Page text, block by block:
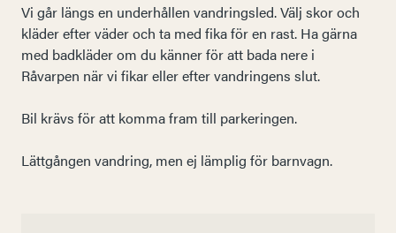
Vi går längs en underhållen vandringsled. Välj skor och
kläder efter väder och ta med fika för en rast. Ha gärna
med badkläder om du känner för att bada nere i
Råvarpen när vi fikar eller efter vandringens slut.
Bil krävs för att komma fram till parkeringen.
Lättgången vandring, men ej lämplig för barnvagn.